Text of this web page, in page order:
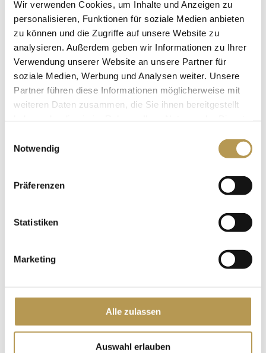
Wir verwenden Cookies, um Inhalte und Anzeigen zu
personalisieren, Funktionen für soziale Medien anbieten
zu können und die Zugriffe auf unsere Website zu
analysieren. Außerdem geben wir Informationen zu Ihrer
Verwendung unserer Website an unsere Partner für
soziale Medien, Werbung und Analysen weiter. Unsere
Partner führen diese Informationen möglicherweise mit
weiteren Daten zusammen, die Sie ihnen bereitgestellt
Notwendig
Präferenzen
Statistiken
Marketing
Alle zulassen
Auswahl erlauben